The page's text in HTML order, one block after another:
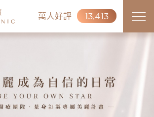
萬人好評 13,413